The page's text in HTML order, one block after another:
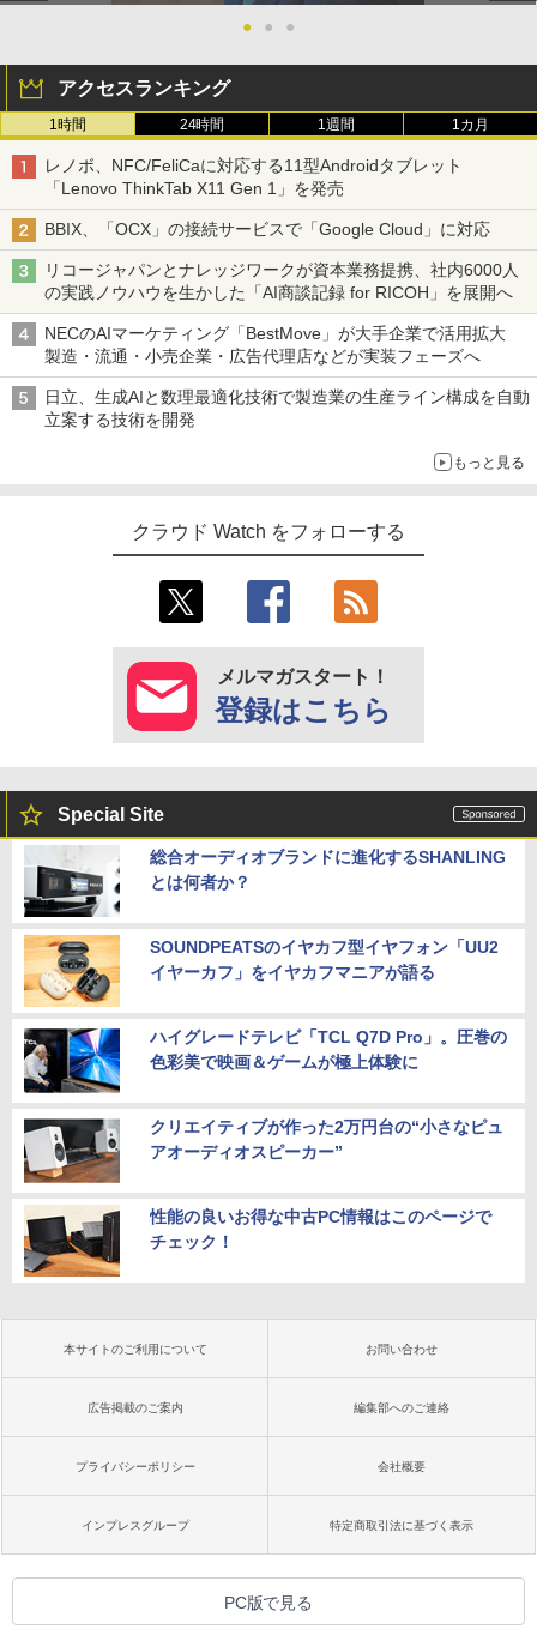
●
● ●
アクセスランキング
1時間 24時間 1週間 1カ月
レノボ、NFC/FeliCaに対応する11型Androidタブレット
「Lenovo ThinkTab X11 Gen 1」を発売
BBIX、「OCX」の接続サービスで「Google Cloud」に対応
リコージャパンとナレッジワークが資本業務提携、社内6000人
の実践ノウハウを生かした「AI商談記録 for RICOH」を展開へ
NECのAIマーケティング「BestMove」が大手企業で活用拡大
製造・流通・小売企業・広告代理店などが実装フェーズへ
日立、生成AIと数理最適化技術で製造業の生産ライン構成を自動
立案する技術を開発
もっと見る
クラウド Watch をフォローする
メルマガスタート！
登録はこちら
Special Site
総合オーディオブランドに進化するSHANLING
とは何者か？
SOUNDPEATSのイヤカフ型イヤフォン「UU2
イヤーカフ」をイヤカフマニアが語る
ハイグレードテレビ「TCL Q7D Pro」。圧巻の
色彩美で映画＆ゲームが極上体験に
クリエイティブが作った2万円台の“小さなピュ
アオーディオスピーカー”
性能の良いお得な中古PC情報はこのページで
チェック！
本サイトのご利用について お問い合わせ
広告掲載のご案内 編集部へのご連絡
プライバシーポリシー 会社概要
インプレスグループ 特定商取引法に基づく表示
PC版で見る